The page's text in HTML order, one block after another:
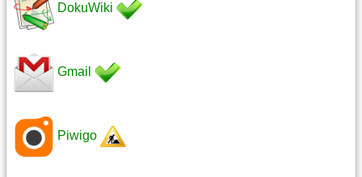
DokuWiki
Gmail
Piwigo